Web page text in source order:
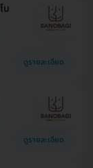
บ
ดูรายละเอียด
ดูรายละเอียด